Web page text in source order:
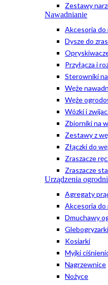
Zestawy
Nawadnianie
Akcesoria do
Dysze do
Przyłącza i
Sterowniki
Węże
Węże
Wózki i
Zbiorniki na
Zestawy z
Złączki do
Zraszacze
Zraszacze
Urządzenia
Agregaty
Akcesoria do
Dmuchawy
Glebogryzarki
Kosiarki
Myjki
Nagrzewnice
Nożyce